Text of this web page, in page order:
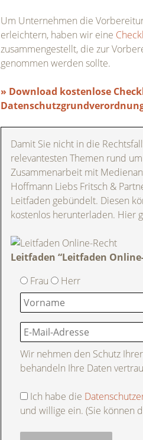
Um Unternehmen die
erleichtern, haben wir eine
zusammengestellt, die zur
genommen werden sollte.
» Download kostenlose
Damit Sie nicht in die
relevantesten Themen rund
Zusammenarbeit mit
Hoffmann Liebs Fritsch &
Leitfaden gebündelt. Diesen
kostenlos herunterladen. Hier
Leitfaden “Leitfaden
Frau
Herr
Wir nehmen den Schutz
behandeln Ihre Daten
Ich habe die
und willige ein. (Sie können